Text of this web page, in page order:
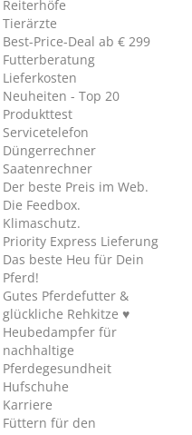
Reiterhöfe
Tierärzte
Best-Price-Deal ab € 299
Futterberatung
Lieferkosten
Neuheiten - Top 20
Produkttest
Servicetelefon
Düngerrechner
Saatenrechner
Der beste Preis im Web.
Die Feedbox.
Klimaschutz.
Priority Express Lieferung
Das beste Heu für Dein
Pferd!
Gutes Pferdefutter &
glückliche Rehkitze ♥
Heubedampfer für
nachhaltige
Pferdegesundheit
Hufschuhe
Karriere
Füttern für den